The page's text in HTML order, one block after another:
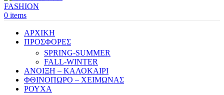
0 items
ΑΡΧΙΚΗ
ΠΡΟΣΦΟΡΕΣ
SPRING-SUMMER
FALL-WINTER
ΑΝΟΙΞΗ – ΚΑΛΟΚΑΙΡΙ
ΦΘΙΝΟΠΩΡΟ – ΧΕΙΜΩΝΑΣ
ΡΟΥΧΑ